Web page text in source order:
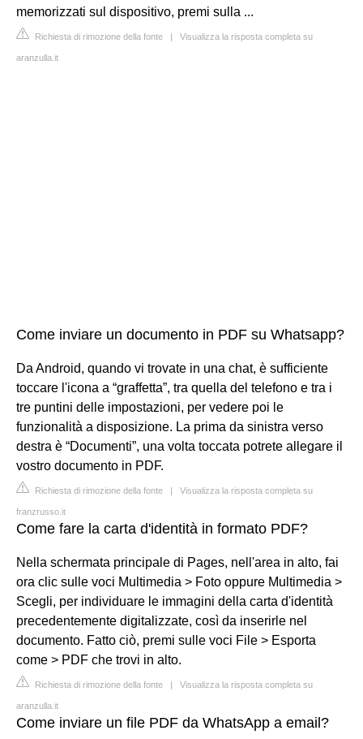
memorizzati sul dispositivo, premi sulla ...
Richiesta di rimozione della fonte | Visualizza la risposta completa su
aranzulla.it
Come inviare un documento in PDF su Whatsapp?
Da Android, quando vi trovate in una chat, è sufficiente
toccare l'icona a “graffetta”, tra quella del telefono e tra i
tre puntini delle impostazioni, per vedere poi le
funzionalità a disposizione. La prima da sinistra verso
destra è “Documenti”, una volta toccata potrete allegare il
vostro documento in PDF.
Richiesta di rimozione della fonte | Visualizza la risposta completa su
franzrusso.it
Come fare la carta d'identità in formato PDF?
Nella schermata principale di Pages, nell'area in alto, fai
ora clic sulle voci Multimedia > Foto oppure Multimedia >
Scegli, per individuare le immagini della carta d'identità
precedentemente digitalizzate, così da inserirle nel
documento. Fatto ciò, premi sulle voci File > Esporta
come > PDF che trovi in alto.
Richiesta di rimozione della fonte | Visualizza la risposta completa su
aranzulla.it
Come inviare un file PDF da WhatsApp a email?